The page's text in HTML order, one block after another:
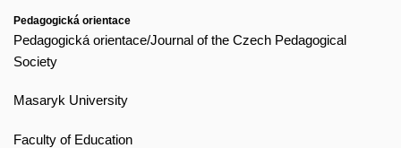
Pedagogická orientace
Pedagogická orientace/Journal of the Czech Pedagogical
Society
Masaryk University
Faculty of Education